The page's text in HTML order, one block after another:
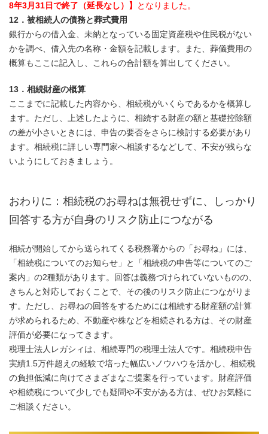
8年3月31日で終了（延長なし）】
となりました。
12．被相続人の債務と葬式費用
銀行からの借入金、未納となっている固定資産税や住民税がない
かを調べ、借入先の名称・金額を記載します。また、葬儀費用の
概算もここに記入し、これらの合計額を算出してください。
13．相続財産の概算
ここまでに記載した内容から、相続税がいくらであるかを概算し
ます。ただし、上述したように、相続する財産の額と基礎控除額
の差が小さいときには、申告の要否をさらに検討する必要があり
ます。相続税に詳しい専門家へ相談するなどして、不安が残らな
いようにしておきましょう。
おわりに：相続税のお尋ねは無視せずに、しっかり
回答する方が自身のリスク防止につながる
相続が開始してから送られてくる税務署からの「お尋ね」には、
「相続税についてのお知らせ」と「相続税の申告等についてのご
案内」の2種類があります。回答は義務づけられていないものの、
きちんと対応しておくことで、その後のリスク防止につながりま
す。ただし、お尋ねの回答をするためには相続する財産額の計算
が求められるため、不動産や株などを相続される方は、その財産
評価が必要になってきます。
税理士法人レガシィは、相続専門の税理士法人です。相続税申告
実績1.5万件超えの経験で培った幅広いノウハウを活かし、相続税
の負担低減に向けてさまざまなご提案を行っています。財産評価
や相続税について少しでも疑問や不安がある方は、ぜひお気軽に
ご相談ください。